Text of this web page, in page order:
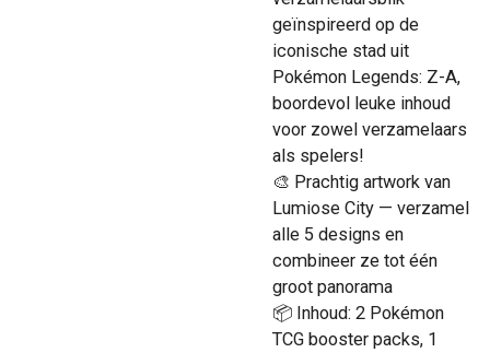
geïnspireerd op de
iconische stad uit
Pokémon Legends: Z-A,
boordevol leuke inhoud
voor zowel verzamelaars
als spelers!
🎨 Prachtig artwork van
Lumiose City — verzamel
alle 5 designs en
combineer ze tot één
groot panorama
📦 Inhoud: 2 Pokémon
TCG booster packs, 1